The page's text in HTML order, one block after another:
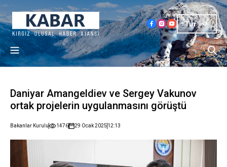
Tur
Daniyar Amangeldiev ve Sergey Vakunov
ortak projelerin uygulanmasını görüştü
Bakanlar Kurulu 1476 29 Ocak 2025 12:13